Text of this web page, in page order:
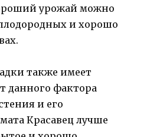
урожай можно
и хорошо
также имеет
данного фактора
и его
Красавец лучше